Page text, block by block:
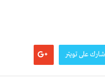
شارك على تويتر